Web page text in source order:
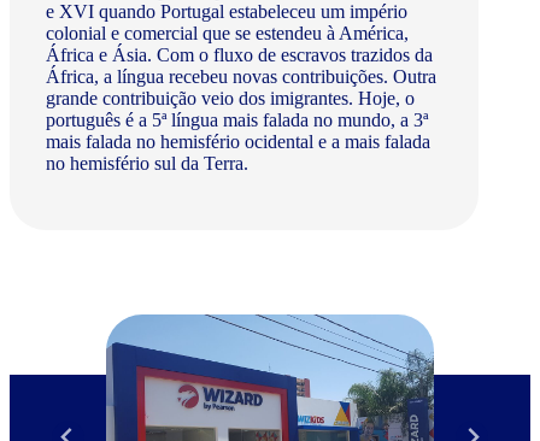
e XVI quando Portugal estabeleceu um império
colonial e comercial que se estendeu à América,
África e Ásia. Com o fluxo de escravos trazidos da
África, a língua recebeu novas contribuições. Outra
grande contribuição veio dos imigrantes. Hoje, o
português é a 5ª língua mais falada no mundo, a 3ª
mais falada no hemisfério ocidental e a mais falada
no hemisfério sul da Terra.